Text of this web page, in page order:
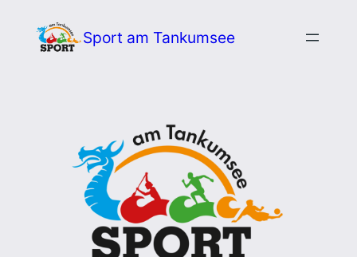
Inhalt
Sport am Tankumsee